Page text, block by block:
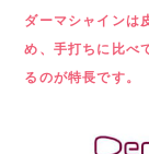
ダーマシャインは
め、手打ちに比べ
るのが特長です。